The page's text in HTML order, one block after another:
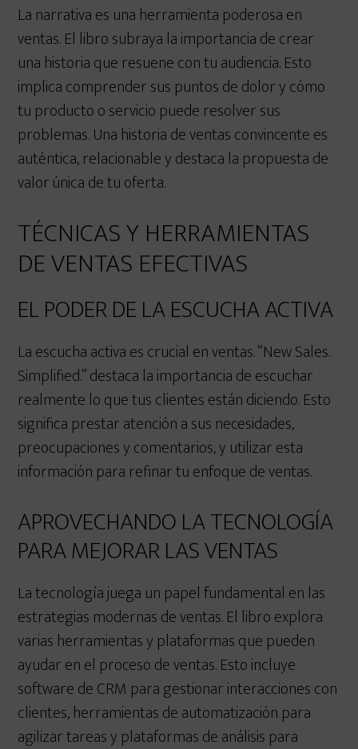
La narrativa es una herramienta poderosa en
ventas. El libro subraya la importancia de crear
una historia que resuene con tu audiencia. Esto
implica comprender sus puntos de dolor y cómo
tu producto o servicio puede resolver sus
problemas. Una historia de ventas convincente es
auténtica, relacionable y destaca la propuesta de
valor única de tu oferta.
TÉCNICAS Y HERRAMIENTAS
DE VENTAS EFECTIVAS
EL PODER DE LA ESCUCHA ACTIVA
La escucha activa es crucial en ventas. “New Sales.
Simplified.” destaca la importancia de escuchar
realmente lo que tus clientes están diciendo. Esto
significa prestar atención a sus necesidades,
preocupaciones y comentarios, y utilizar esta
información para refinar tu enfoque de ventas.
APROVECHANDO LA TECNOLOGÍA
PARA MEJORAR LAS VENTAS
La tecnología juega un papel fundamental en las
estrategias modernas de ventas. El libro explora
varias herramientas y plataformas que pueden
ayudar en el proceso de ventas. Esto incluye
software de CRM para gestionar interacciones con
clientes, herramientas de automatización para
agilizar tareas y plataformas de análisis para